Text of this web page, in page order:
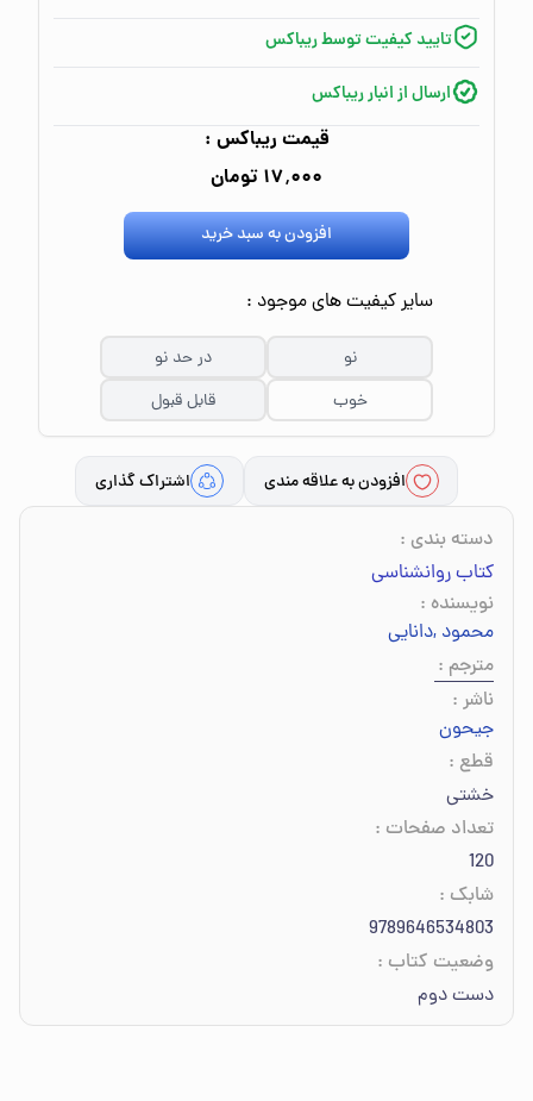
تایید کیفیت توسط ریباکس
ارسال از انبار ریباکس
قیمت ریباکس :
۱۷٬۰۰۰ تومان
افزودن به سبد خرید
سایر کیفیت های موجود :
نو
در حد نو
خوب
قابل قبول
افزودن به علاقه مندی اشتراک گذاری
دسته بندی :
کتاب روانشناسی
نویسنده :
محمود ,دانایی
مترجم :
ناشر :
جیحون
قطع :
خشتی
تعداد صفحات :
120
شابک :
9789646534803
وضعیت کتاب :
دست دوم